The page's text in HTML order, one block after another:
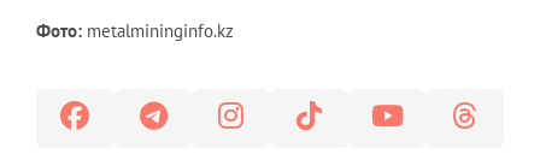
Фото: metalmininginfo.kz